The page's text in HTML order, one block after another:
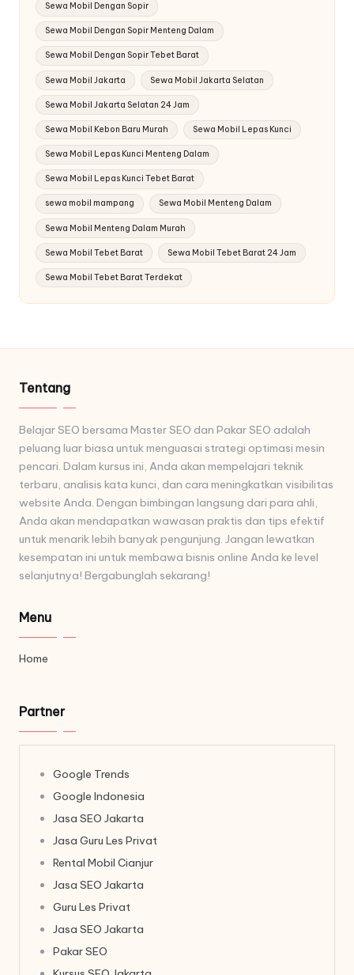
Sewa Mobil Dengan Sopir
Sewa Mobil Dengan Sopir Menteng Dalam
Sewa Mobil Dengan Sopir Tebet Barat
Sewa Mobil Jakarta Sewa Mobil Jakarta Selatan
Sewa Mobil Jakarta Selatan 24 Jam
Sewa Mobil Kebon Baru Murah Sewa Mobil Lepas Kunci
Sewa Mobil Lepas Kunci Menteng Dalam
Sewa Mobil Lepas Kunci Tebet Barat
sewa mobil mampang Sewa Mobil Menteng Dalam
Sewa Mobil Menteng Dalam Murah
Sewa Mobil Tebet Barat Sewa Mobil Tebet Barat 24 Jam
Sewa Mobil Tebet Barat Terdekat
Tentang
Belajar SEO bersama Master SEO dan Pakar SEO adalah
peluang luar biasa untuk menguasai strategi optimasi mesin
pencari. Dalam kursus ini, Anda akan mempelajari teknik
terbaru, analisis kata kunci, dan cara meningkatkan visibilitas
website Anda. Dengan bimbingan langsung dari para ahli,
Anda akan mendapatkan wawasan praktis dan tips efektif
untuk menarik lebih banyak pengunjung. Jangan lewatkan
kesempatan ini untuk membawa bisnis online Anda ke level
selanjutnya! Bergabunglah sekarang!
Menu
Home
Partner
Google Trends
Google Indonesia
Jasa SEO Jakarta
Jasa Guru Les Privat
Rental Mobil Cianjur
Jasa SEO Jakarta
Guru Les Privat
Jasa SEO Jakarta
Pakar SEO